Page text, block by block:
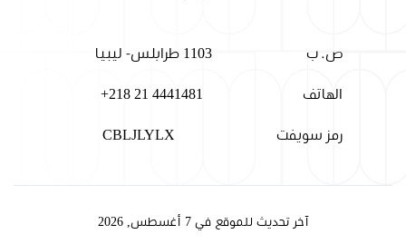
ص. ب 1103 طرابلس- ليبيا
الهاتف +218 21 4441481
رمز سويفت CBLJLYLX
آخر تحديث للموقع في 7 أغسطس, 2026